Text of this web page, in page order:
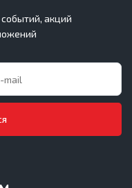
акций